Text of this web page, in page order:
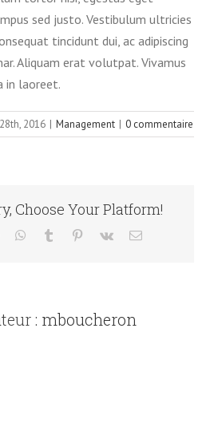
sed justo. Vestibulum ultricies
tincidunt dui, ac adipiscing
Aliquam erat volutpat. Vivamus
in laoreet.
2016 | Management | 0 commentaire
Choose Your Platform!
whatsapp
tumblr pinterest
vk Email
: mboucheron